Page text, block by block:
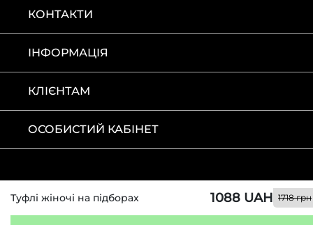
Туфлі жіночі на підборах 1088 UAH 1718 грн
КОНТАКТИ
ІНФОРМАЦІЯ
КЛІЄНТАМ
ОСОБИСТИЙ КАБІНЕТ